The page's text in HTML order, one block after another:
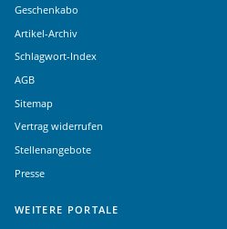
Geschenkabo
Artikel-Archiv
Schlagwort-Index
AGB
Sitemap
Vertrag widerrufen
Stellenangebote
Presse
WEITERE PORTALE